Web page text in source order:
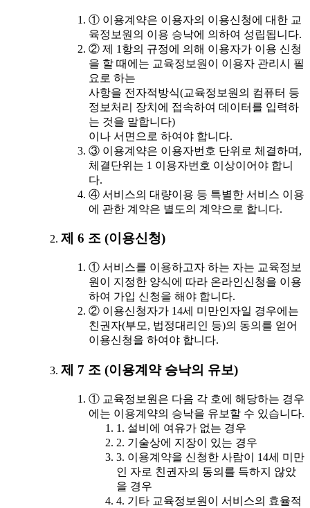
① 이용계약은 이용자의 이용신청에 대한 교
육정보원의 이용 승낙에 의하여 성립됩니다.
② 제 1항의 규정에 의해 이용자가 이용 신청
을 할 때에는 교육정보원이 이용자 관리시 필
요로 하는
사항을 전자적방식(교육정보원의 컴퓨터 등
정보처리 장치에 접속하여 데이터를 입력하
는 것을 말합니다)
이나 서면으로 하여야 합니다.
③ 이용계약은 이용자번호 단위로 체결하며,
체결단위는 1 이용자번호 이상이어야 합니
다.
④ 서비스의 대량이용 등 특별한 서비스 이용
에 관한 계약은 별도의 계약으로 합니다.
제 6 조 (이용신청)
① 서비스를 이용하고자 하는 자는 교육정보
원이 지정한 양식에 따라 온라인신청을 이용
하여 가입 신청을 해야 합니다.
② 이용신청자가 14세 미만인자일 경우에는
친권자(부모, 법정대리인 등)의 동의를 얻어
이용신청을 하여야 합니다.
제 7 조 (이용계약 승낙의 유보)
① 교육정보원은 다음 각 호에 해당하는 경우
에는 이용계약의 승낙을 유보할 수 있습니다.
1. 설비에 여유가 없는 경우
2. 기술상에 지장이 있는 경우
3. 이용계약을 신청한 사람이 14세 미만
인 자로 친권자의 동의를 득하지 않았
을 경우
4. 기타 교육정보원이 서비스의 효율적